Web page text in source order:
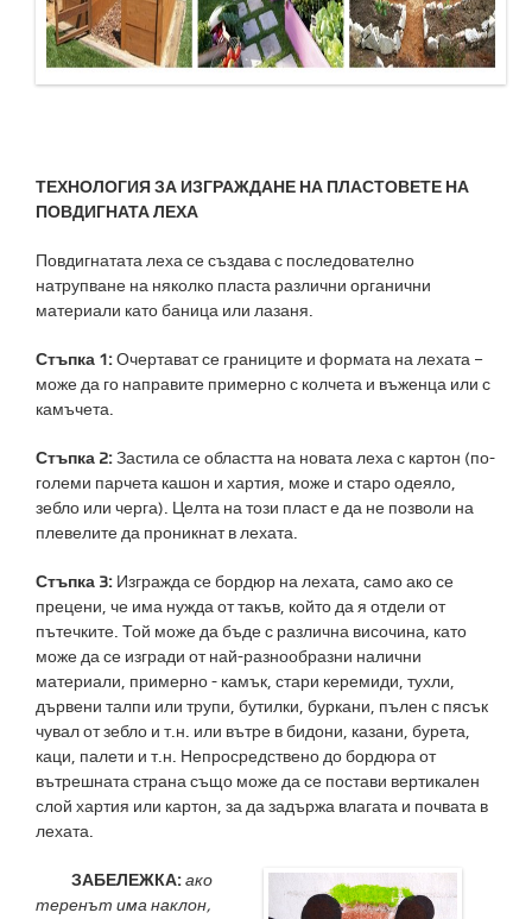
ТЕХНОЛОГИЯ ЗА ИЗГРАЖДАНЕ НА ПЛАСТОВЕТЕ НА
ПОВДИГНАТА ЛЕХА
Повдигнатата леха се създава с последователно
натрупване на няколко пласта различни органични
материали като баница или лазаня.
Стъпка 1:Очертават се границите и формата на лехата –
може да го направите примерно с колчета и въженца или с
камъчета.
Стъпка 2:Застила се областта на новата леха с картон (по-
големи парчета кашон и хартия, може и старо одеяло,
зебло или черга). Целта на този пласт е да не позволи на
плевелите да проникнат в лехата.
Стъпка 3: Изгражда се бордюр на лехата, само ако се
прецени, че има нужда от такъв, който да я отдели от
пътечките. Той може да бъде с различна височина, като
може да се изгради от най-разнообразни налични
материали, примерно - камък, стари керемиди, тухли,
дървени талпи или трупи, бутилки, буркани, пълен с пясък
чувал от зебло и т.н. или вътре в бидони, казани, бурета,
каци, палети и т.н. Непросредствено до бордюра от
вътрешната страна също може да се постави вертикален
слой хартия или картон, за да задържа влагата и почвата в
лехата.
ЗАБЕЛЕЖКА:ако
теренът има наклон,